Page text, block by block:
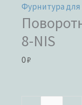
Фурнитура для
8-NIS
0₽